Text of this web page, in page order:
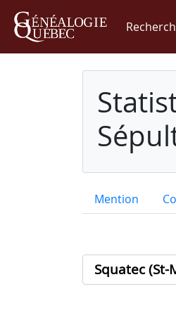
Mention